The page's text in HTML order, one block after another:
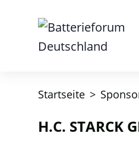
Startseite >
H.C. STARCK